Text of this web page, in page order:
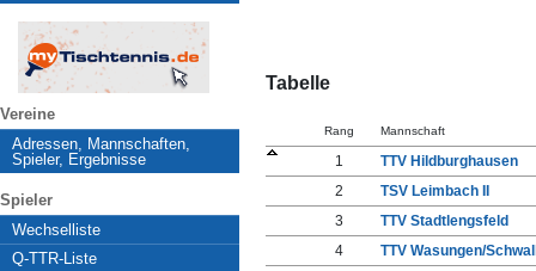
Vereine
Adressen, Mannschaften,
Spieler, Ergebnisse
Spieler
Wechselliste
Q-TTR-Liste
Tabelle
Rang Mannschaft
1
TTV Hildburghausen
2
TSV Leimbach II
3
TTV Stadtlengsfeld
4
TTV Wasungen/